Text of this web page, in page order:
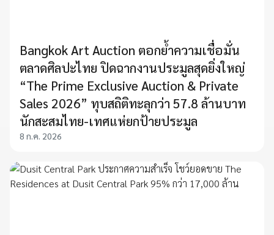
Bangkok Art Auction ตอกย้ำความเชื่อมั่น
ตลาดศิลปะไทย ปิดฉากงานประมูลสุดยิ่งใหญ่
“The Prime Exclusive Auction & Private
Sales 2026” ทุบสถิติทะลุกว่า 57.8 ล้านบาท
นักสะสมไทย-เทศแห่ยกป้ายประมูล
8 ก.ค. 2026